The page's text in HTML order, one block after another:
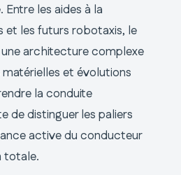
les aides à la
et les futurs robotaxis, le
architecture complexe
et évolutions
la conduite
de distinguer les paliers
active du conducteur
totale.